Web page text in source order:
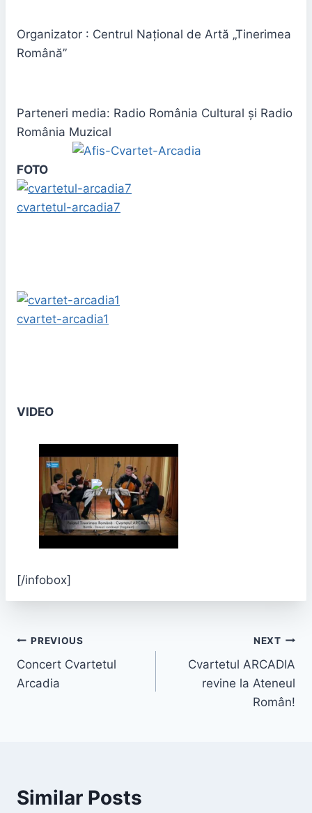
Organizator : Centrul Naţional de Artă „Tinerimea
Română”
Parteneri media: Radio România Cultural şi Radio
România Muzical
FOTO
cvartetul-arcadia7
cvartet-arcadia1
VIDEO
[/infobox]
PREVIOUS
Concert Cvartetul
Arcadia
NEXT
Cvartetul ARCADIA
revine la Ateneul
Român!
Similar Posts